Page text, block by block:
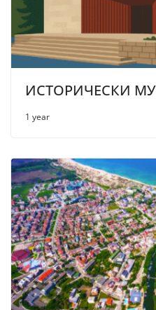
ИСТОРИЧЕСКИ
1 year